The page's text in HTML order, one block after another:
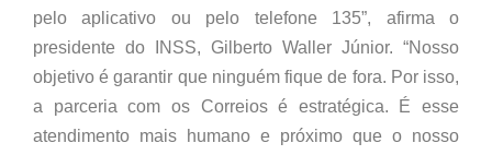
pelo aplicativo ou pelo telefone 135”, afirma o
presidente do INSS, Gilberto Waller Júnior. “Nosso
objetivo é garantir que ninguém fique de fora. Por isso,
a parceria com os Correios é estratégica. É esse
atendimento mais humano e próximo que o nosso